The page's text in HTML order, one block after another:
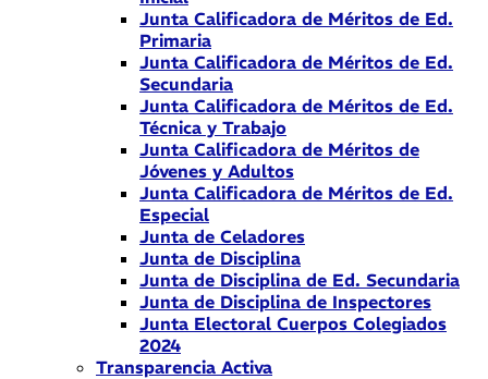
Junta Calificadora de Méritos de Ed.
Primaria
Junta Calificadora de Méritos de Ed.
Secundaria
Junta Calificadora de Méritos de Ed.
Técnica y Trabajo
Junta Calificadora de Méritos de
Jóvenes y Adultos
Junta Calificadora de Méritos de Ed.
Especial
Junta de Celadores
Junta de Disciplina
Junta de Disciplina de Ed. Secundaria
Junta de Disciplina de Inspectores
Junta Electoral Cuerpos Colegiados
2024
Transparencia Activa